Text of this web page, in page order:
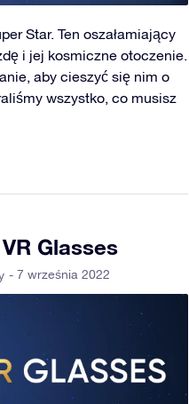
Star. Ten oszałamiający
i jej kosmiczne otoczenie.
aby cieszyć się nim o
wszystko, co musisz
Glasses
- 7 września 2022